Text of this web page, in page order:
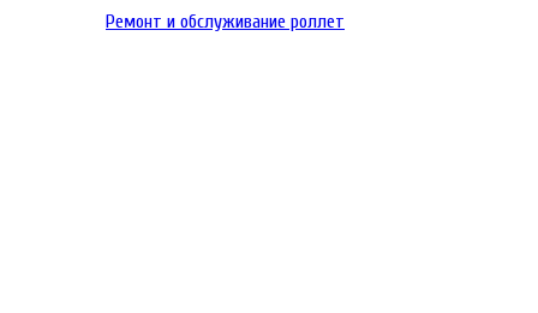
Ремонт и обслуживание роллет